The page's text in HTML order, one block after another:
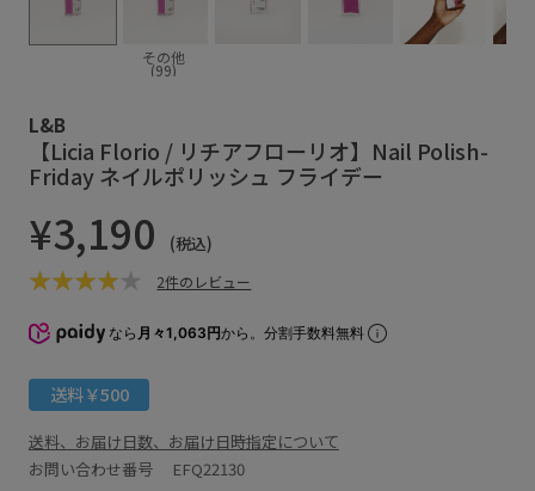
その他
(99)
L&B
【Licia Florio / リチアフローリオ】Nail Polish-
Friday ネイルポリッシュ フライデー
¥3,190 (税込)
2件のレビュー
なら 月々1,063円から。分割手数料無料
送料￥500
送料、お届け日数、お届け日時指定について
お問い合わせ番号 EFQ22130